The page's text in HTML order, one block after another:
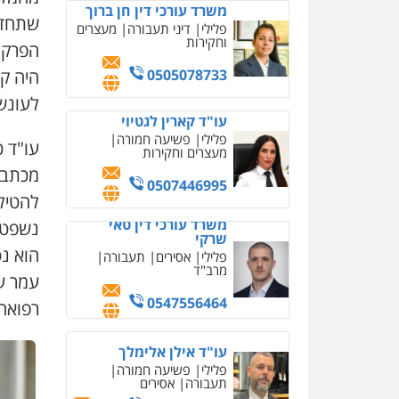
משרד עורכי דין חן ברוך
פלילי דיני תעבורה מעצרים
וחקירות
0505078733
עו"ד קארין לגטיוי
פלילי פשיעה חמורה
מעצרים וחקירות
0507446995
משרד עורכי דין טאי
שרקי
פלילי אסירים תעבורה
מרב"ד
0547556464
עו"ד אילן אלימלך
פלילי פשיעה חמורה
תעבורה אסירים
היה
עו"ד
הוא
עמר